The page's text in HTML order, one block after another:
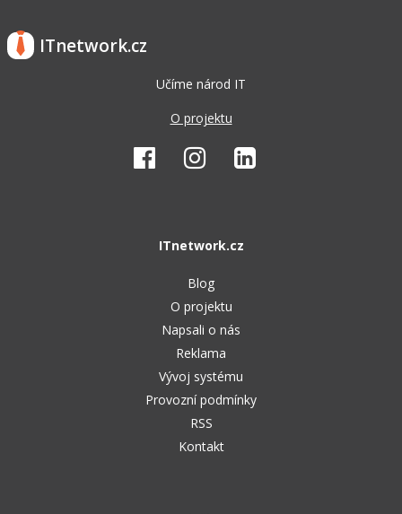
ITnetwork.cz
Učíme národ IT
O projektu
ITnetwork.cz
Blog
O projektu
Napsali o nás
Reklama
Vývoj systému
Provozní podmínky
RSS
Kontakt